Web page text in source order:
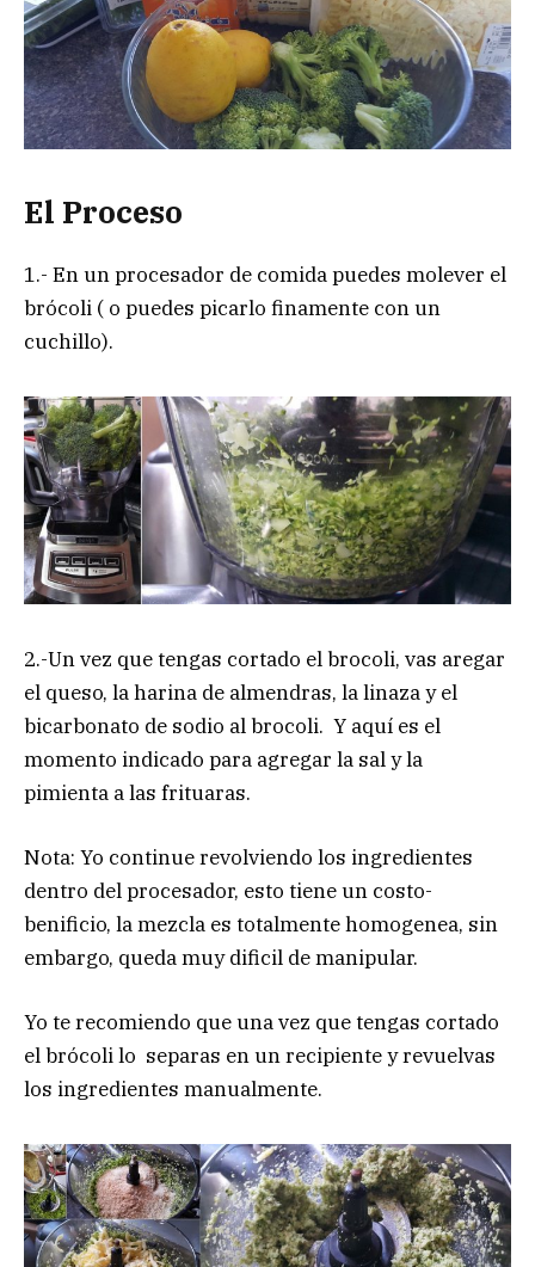
El Proceso
1.- En un procesador de comida puedes molever el
brócoli ( o puedes picarlo finamente con un
cuchillo).
2.-Un vez que tengas cortado el brocoli, vas aregar
el queso, la harina de almendras, la linaza y el
bicarbonato de sodio al brocoli. Y aquí es el
momento indicado para agregar la sal y la
pimienta a las frituaras.
Nota: Yo continue revolviendo los ingredientes
dentro del procesador, esto tiene un costo-
benificio, la mezcla es totalmente homogenea, sin
embargo, queda muy dificil de manipular.
Yo te recomiendo que una vez que tengas cortado
el brócoli lo separas en un recipiente y revuelvas
los ingredientes manualmente.